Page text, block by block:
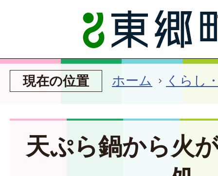
現在の位置 ホーム くらし
天ぷら鍋から火